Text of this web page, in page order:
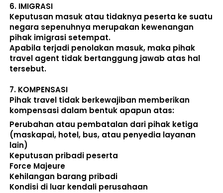
6. IMIGRASI
Keputusan masuk atau tidaknya peserta ke suatu
negara sepenuhnya merupakan kewenangan
pihak imigrasi setempat.
Apabila terjadi penolakan masuk, maka pihak
travel agent tidak bertanggung jawab atas hal
tersebut.
7. KOMPENSASI
Pihak travel tidak berkewajiban memberikan
kompensasi dalam bentuk apapun atas:
Perubahan atau pembatalan dari pihak ketiga
(maskapai, hotel, bus, atau penyedia layanan
lain)
Keputusan pribadi peserta
Force Majeure
Kehilangan barang pribadi
Kondisi di luar kendali perusahaan